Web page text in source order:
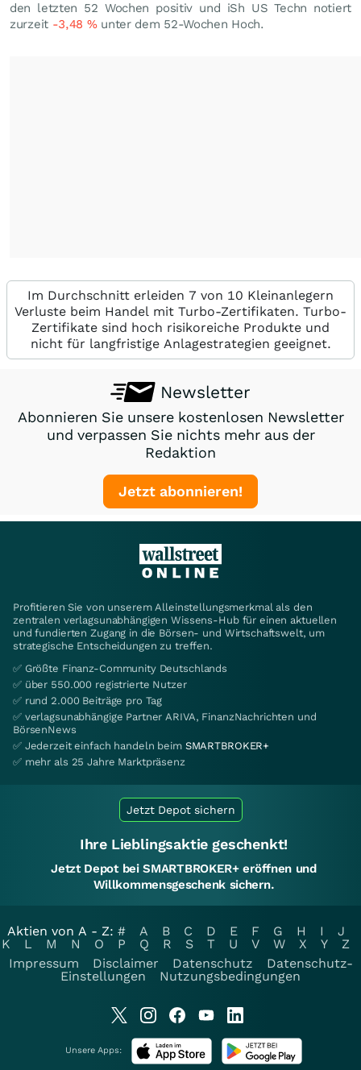
den letzten 52 Wochen positiv und iSh US Techn notiert
zurzeit -3,48 %unter dem 52-Wochen Hoch.
Im Durchschnitt erleiden 7 von 10 Kleinanlegern
Verluste beim Handel mit Turbo-Zertifikaten. Turbo-
Zertifikate sind hoch risikoreiche Produkte und
nicht für langfristige Anlagestrategien geeignet.
Newsletter
Abonnieren Sie unsere kostenlosen Newsletter
und verpassen Sie nichts mehr aus der
Redaktion
Jetzt abonnieren!
Profitieren Sie von unserem Alleinstellungsmerkmal als den
zentralen verlagsunabhängigen Wissens-Hub für einen aktuellen
und fundierten Zugang in die Börsen- und Wirtschaftswelt, um
strategische Entscheidungen zu treffen.
✅ Größte Finanz-Community Deutschlands
✅ über 550.000 registrierte Nutzer
✅ rund 2.000 Beiträge pro Tag
✅ verlagsunabhängige Partner ARIVA, FinanzNachrichten und
BörsenNews
✅ Jederzeit einfach handeln beim SMARTBROKER+
✅ mehr als 25 Jahre Marktpräsenz
Jetzt Depot sichern
Ihre Lieblingsaktie geschenkt!
Jetzt Depot bei SMARTBROKER+ eröffnen und
Willkommensgeschenk sichern.
Aktien von A - Z: # A B C D E F G H I
J
K
L M N O P Q R S T U V W X Y
Z
Impressum
Disclaimer Datenschutz
Datenschutz-
Einstellungen
Nutzungsbedingungen
Unsere Apps: